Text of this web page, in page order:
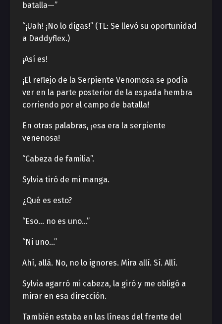
batalla—”
“¡Uah! ¡No lo digas!” (TL: Se llevó su oportunidad
a Daddyflex.)
¡Así es!
¡El reflejo de la Serpiente Venomosa se podía
ver en la parte posterior de la espada hembra
corriendo por el campo de batalla!
En otras palabras, ¡esa era la serpiente
venenosa!
“Cabeza de familia”.
Sylvia tiró de mi manga.
¿Qué es esto?
“Eso… no es uno…”
“Ni uno…”
Ahí, allá. No, no lo ignores. Mira allí. Sí. Allí.
Sylvia agarró mi cabeza, la giró y me obligó a
mirar en esa dirección.
También estaba en las líneas del frente del